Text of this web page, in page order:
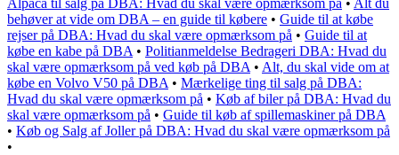
behøver at vide om DBA – en guide til købere • Guide til at købe
rejser på DBA: Hvad du skal være opmærksom på • Guide til at
købe en kabe på DBA • Politianmeldelse Bedrageri DBA: Hvad du
skal være opmærksom på ved køb på DBA • Alt, du skal vide om at
købe en Volvo V50 på DBA • Mærkelige ting til salg på DBA:
Hvad du skal være opmærksom på • Køb af biler på DBA: Hvad du
skal være opmærksom på • Guide til køb af spillemaskiner på DBA
• Køb og Salg af Joller på DBA: Hvad du skal være opmærksom på
•